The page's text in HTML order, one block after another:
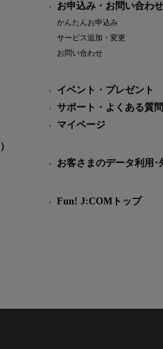
お申込み・お問い合わせ
かんたんお申込み
サービス追加・変更
お問い合わせ
イベント・プレゼント
サポート・よくある質問
マイページ
お客さまのデータ利用･
Fun! J:COMトップ